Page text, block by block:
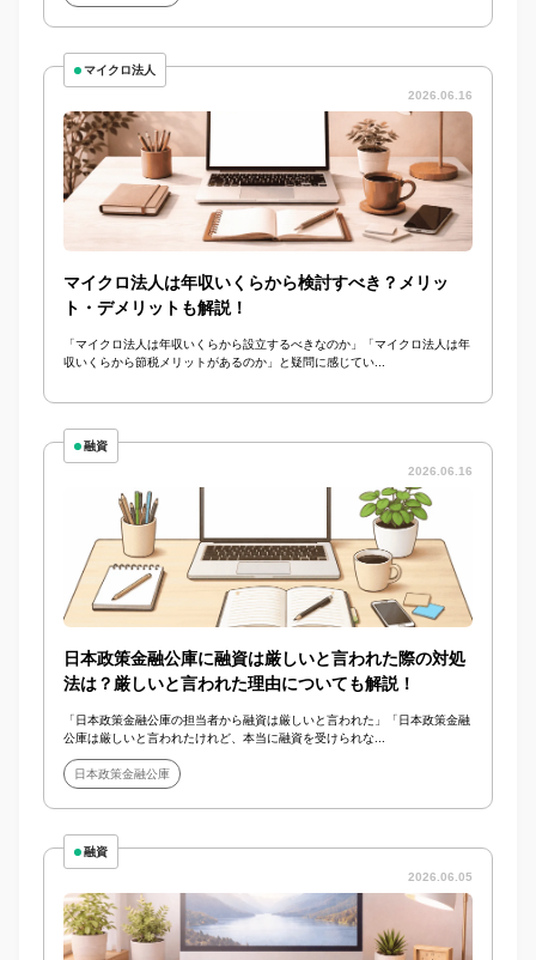
マイクロ法人
2026.06.16
マイクロ法人は年収いくらから検討すべき？メリッ
ト・デメリットも解説！
「マイクロ法人は年収いくらから設立するべきなのか」「マイクロ法人は年
収いくらから節税メリットがあるのか」と疑問に感じてい...
融資
2026.06.16
日本政策金融公庫に融資は厳しいと言われた際の対処
法は？厳しいと言われた理由についても解説！
「日本政策金融公庫の担当者から融資は厳しいと言われた」「日本政策金融
公庫は厳しいと言われたけれど、本当に融資を受けられな...
日本政策金融公庫
融資
2026.06.05